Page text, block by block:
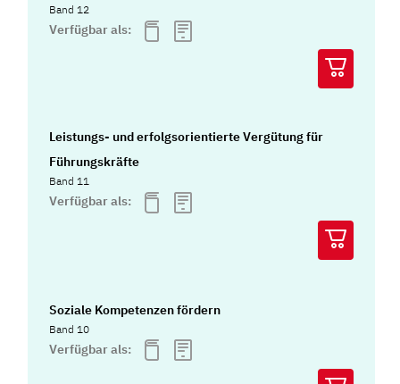
Band 12
Verfügbar als:
Leistungs- und erfolgsorientierte Vergütung für
Führungskräfte
Band 11
Verfügbar als:
Soziale Kompetenzen fördern
Band 10
Verfügbar als: